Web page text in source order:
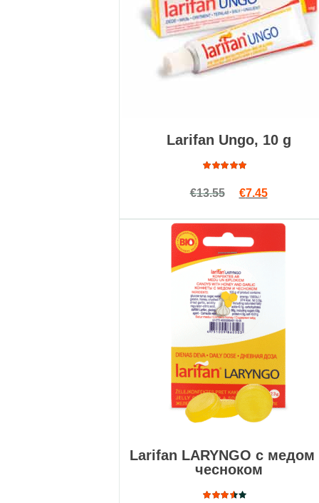
Larifan Ungo, 10 g
4.90
из
€13.55 €7.45Текущая
Larifan LARYNGO с медом
чесноком
Подробнее